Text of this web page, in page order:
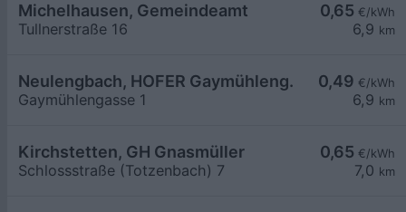
0,65 €/kWh
6,9 km
Michelhausen, Gemeindeamt
Tullnerstraße 16
0,49 €/kWh
6,9 km
Neulengbach, HOFER Gaymühleng.
Gaymühlengasse 1
0,65 €/kWh
7,0 km
Kirchstetten, GH Gnasmüller
Schlossstraße (Totzenbach) 7